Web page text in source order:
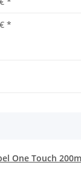
*
One Touch